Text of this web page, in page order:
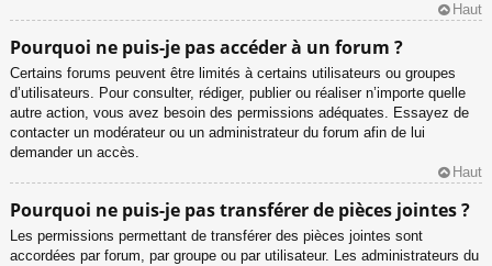
Haut
Pourquoi ne puis-je pas accéder à un forum ?
Certains forums peuvent être limités à certains utilisateurs ou groupes
d’utilisateurs. Pour consulter, rédiger, publier ou réaliser n’importe quelle
autre action, vous avez besoin des permissions adéquates. Essayez de
contacter un modérateur ou un administrateur du forum afin de lui
demander un accès.
Haut
Pourquoi ne puis-je pas transférer de pièces jointes ?
Les permissions permettant de transférer des pièces jointes sont
accordées par forum, par groupe ou par utilisateur. Les administrateurs du